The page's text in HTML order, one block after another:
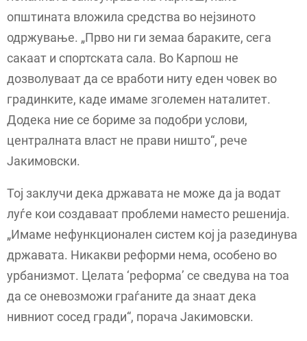
општината вложила средства во нејзиното
одржување. „Прво ни ги земаа бараките, сега
сакаат и спортската сала. Во Карпош не
дозволуваат да се вработи ниту еден човек во
градинките, каде имаме зголемен наталитет.
Додека ние се бориме за подобри услови,
централната власт не прави ништо“, рече
Јакимовски.
Тој заклучи дека државата не може да ја водат
луѓе кои создаваат проблеми наместо решенија.
„Имаме нефункционален систем кој ја разединува
државата. Никакви реформи нема, особено во
урбанизмот. Целата ‘реформа’ се сведува на тоа
да се оневозможи граѓаните да знаат дека
нивниот сосед гради“, порача Јакимовски.